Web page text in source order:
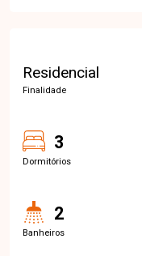
Residencial
Finalidade
3
Dormitórios
2
Banheiros